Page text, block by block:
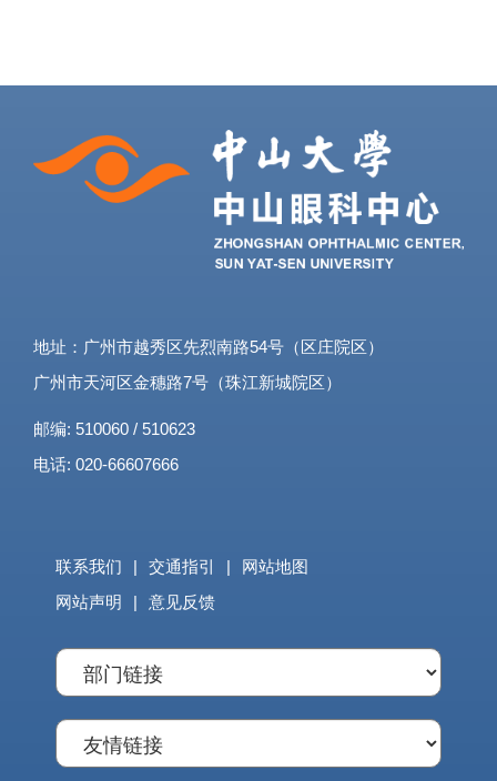
地址：广州市越秀区先烈南路54号（区庄院区）
广州市天河区金穗路7号（珠江新城院区）
邮编: 510060 / 510623
电话: 020-66607666
联系我们 | 交通指引 |
网站地图
网站声明
| 意见反馈